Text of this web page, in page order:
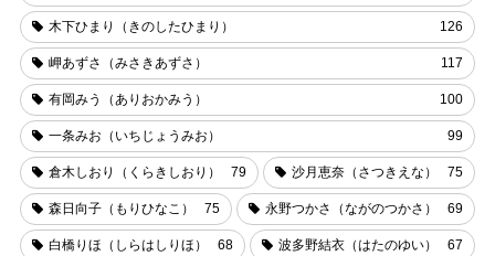
木下ひまり（きのしたひまり） 126
岬あずさ（みさきあずさ） 117
有岡みう（ありおかみう） 100
一条みお（いちじょうみお） 99
倉木しおり（くらきしおり） 79 沙月恵奈（さつきえな） 75
森日向子（もりひなこ） 75 永野つかさ（ながのつかさ） 69
白橋りほ（しらはしりほ） 68 波多野結衣（はたのゆい） 67